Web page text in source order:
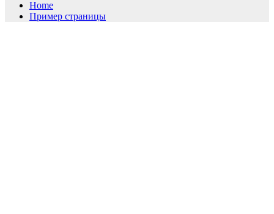
Home
Пример страницы